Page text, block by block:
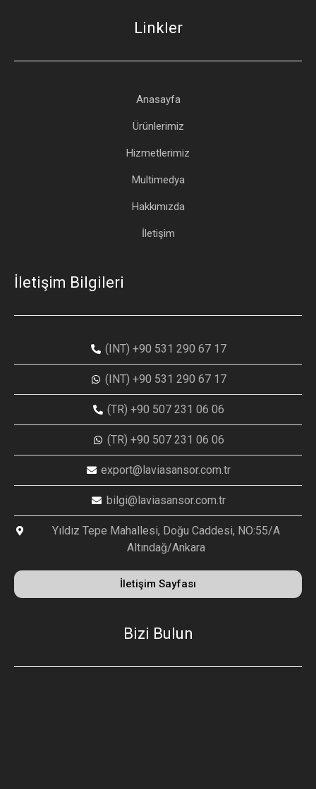
Linkler
Anasayfa
Ürünlerimiz
Hizmetlerimiz
Multimedya
Hakkımızda
İletişim
İletişim Bilgileri
(INT) +90 531 290 67 17
(INT) +90 531 290 67 17
(TR) +90 507 231 06 06
(TR) +90 507 231 06 06
export@laviasansor.com.tr
bilgi@laviasansor.com.tr
Yıldız Tepe Mahallesi, Doğu Caddesi, NO:55/A
Altındağ/Ankara
İletişim Sayfası
Bizi Bulun